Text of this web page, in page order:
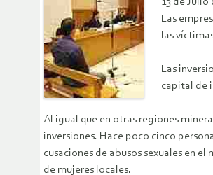
Las
las
Las
capital de
Al igual que en otras regiones
inversiones. Hace poco cinco
cusaciones de abusos sexuales en
de mujeres locales.